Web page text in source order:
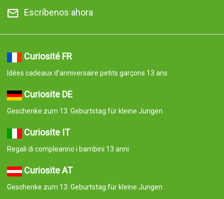
Escríbenos ahora
Curiosité FR
Idées cadeaux d'anniversaire petits garçons 13 ans
Curiosite DE
Geschenke zum 13. Geburtstag für kleine Jungen
Curiosite IT
Regali di compleanno i bambini 13 anni
Curiosite AT
Geschenke zum 13. Geburtstag für kleine Jungen